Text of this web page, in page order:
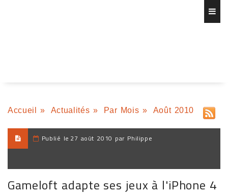
Accueil » Actualités » Par Mois » Août 2010
Publié le 27 août 2010 par Philippe
Gameloft adapte ses jeux à l'iPhone 4